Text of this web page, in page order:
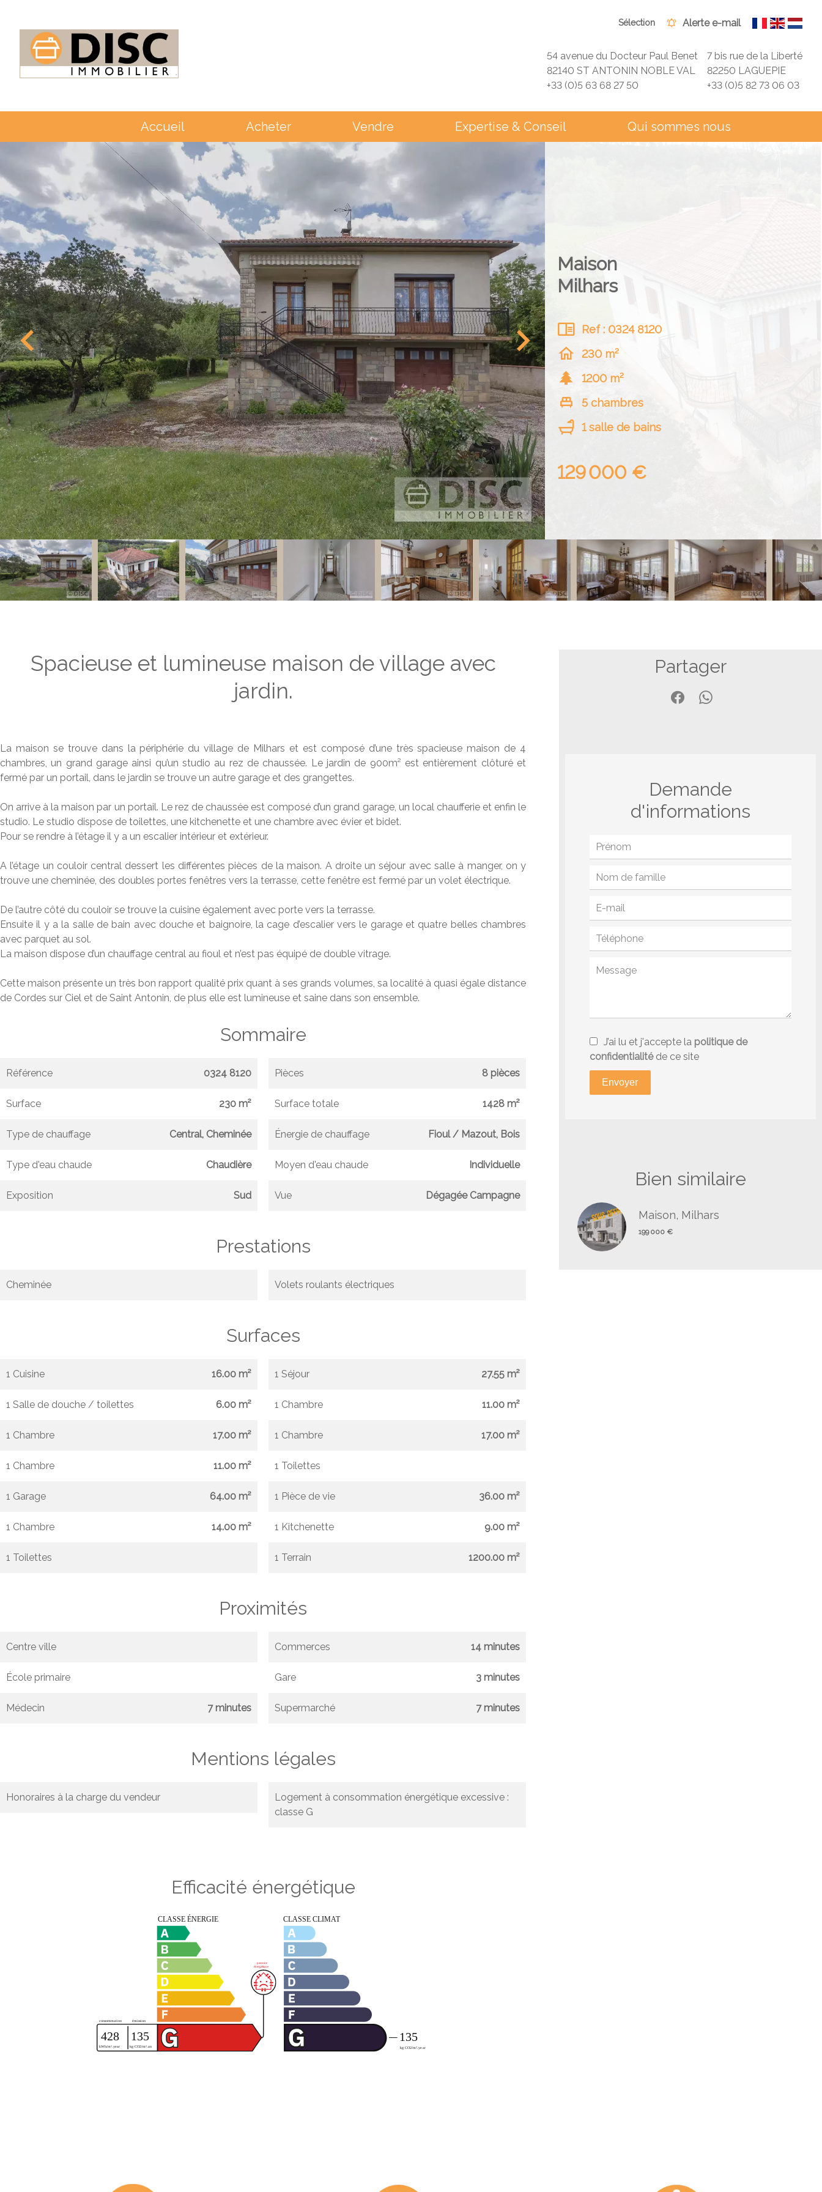
Accueil Acheter Vendre Expertise & Conseil Qui sommes nous
Sélection Alerte e-mail
54 avenue du Docteur Paul Benet
82140 ST ANTONIN NOBLE VAL
+33 (0)5 63 68 27 50
7 bis rue de la Liberté
82250 LAGUEPIE
+33 (0)5 82 73 06 03
Maison
Milhars
Ref : 0324 8120
230 m²
1200 m²
5 chambres
1 salle de bains
129 000 €
Spacieuse et lumineuse maison de village avec
jardin.
La maison se trouve dans la périphérie du village de Milhars et est composé d’une très spacieuse maison de 4
chambres, un grand garage ainsi qu’un studio au rez de chaussée. Le jardin de 900m² est entièrement clôturé et
fermé par un portail, dans le jardin se trouve un autre garage et des grangettes.
On arrive à la maison par un portail. Le rez de chaussée est composé d’un grand garage, un local chaufferie et enfin le
studio. Le studio dispose de toilettes, une kitchenette et une chambre avec évier et bidet.
Pour se rendre à l’étage il y a un escalier intérieur et extérieur.
A l’étage un couloir central dessert les différentes pièces de la maison. A droite un séjour avec salle à manger, on y
trouve une cheminée, des doubles portes fenêtres vers la terrasse, cette fenêtre est fermé par un volet électrique.
De l’autre côté du couloir se trouve la cuisine également avec porte vers la terrasse.
Ensuite il y a la salle de bain avec douche et baignoire, la cage d’escalier vers le garage et quatre belles chambres
avec parquet au sol.
La maison dispose d’un chauffage central au fioul et n’est pas équipé de double vitrage.
Cette maison présente un très bon rapport qualité prix quant à ses grands volumes, sa localité à quasi égale distance
de Cordes sur Ciel et de Saint Antonin, de plus elle est lumineuse et saine dans son ensemble.
Sommaire
Référence 0324 8120 Pièces 8 pièces
Surface 230 m² Surface totale 1428 m²
Type de chauffage Central, Cheminée Énergie de chauffage Fioul / Mazout, Bois
Type d'eau chaude Chaudière Moyen d'eau chaude Individuelle
Exposition Sud Vue Dégagée Campagne
Prestations
Cheminée Volets roulants électriques
Surfaces
1 Cuisine 16.00 m² 1 Séjour 27.55 m²
1 Salle de douche / toilettes 6.00 m² 1 Chambre 11.00 m²
1 Chambre 17.00 m² 1 Chambre 17.00 m²
1 Chambre 11.00 m² 1 Toilettes
1 Garage 64.00 m² 1 Pièce de vie 36.00 m²
1 Chambre 14.00 m² 1 Kitchenette 9.00 m²
1 Toilettes 1 Terrain 1200.00 m²
Proximités
Centre ville Commerces 14 minutes
École primaire Gare 3 minutes
Médecin 7 minutes Supermarché 7 minutes
Mentions légales
Honoraires à la charge du vendeur
Logement à consommation énergétique excessive :
classe G
Efficacité énergétique
Partager
Demande
d'informations
J’ai lu et j'accepte la politique de
confidentialitéde ce site
Envoyer
Bien similaire
Maison, Milhars
199 000 €